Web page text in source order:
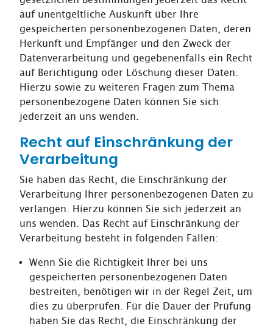
auf unentgeltliche Auskunft über Ihre
gespeicherten personenbezogenen Daten, deren
Herkunft und Empfänger und den Zweck der
Datenverarbeitung und gegebenenfalls ein Recht
auf Berichtigung oder Löschung dieser Daten.
Hierzu sowie zu weiteren Fragen zum Thema
personenbezogene Daten können Sie sich
jederzeit an uns wenden.
Recht auf Einschränkung der
Verarbeitung
Sie haben das Recht, die Einschränkung der
Verarbeitung Ihrer personenbezogenen Daten zu
verlangen. Hierzu können Sie sich jederzeit an
uns wenden. Das Recht auf Einschränkung der
Verarbeitung besteht in folgenden Fällen:
Wenn Sie die Richtigkeit Ihrer bei uns
gespeicherten personenbezogenen Daten
bestreiten, benötigen wir in der Regel Zeit, um
dies zu überprüfen. Für die Dauer der Prüfung
haben Sie das Recht, die Einschränkung der